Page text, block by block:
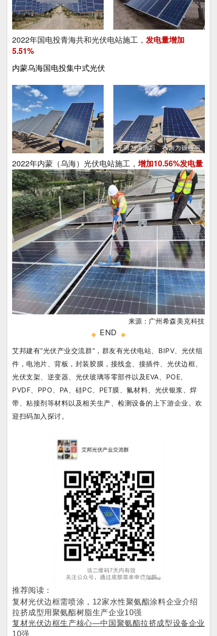
2022年国电投青海共和光伏电站施工， 发电量增加
5.51%
内蒙乌海国电投集中式光伏
2022年内蒙（乌海）光伏电站施工， 增加10.56%发电量
来源： 广州希森美克科技
END
艾邦建有“光伏产业交流群”，群友有光伏电站、BIPV、光伏组
件，电池片、背板，封装胶膜，接线盒、接插件、光伏边框、
光伏支架、逆变器、光伏玻璃等零部件以及EVA、POE、
PVDF、PPO、PA、硅PC、PET膜、氟材料、光伏银浆、焊
带、粘接剂等材料以及相关生产、检测设备的上下游企业。欢
迎扫码加入探讨。
推荐阅读：
复材光伏边框需喷涂，12家水性聚氨酯涂料企业介绍
拉挤成型用聚氨酯树脂生产企业10强
复材光伏边框生产核心—中国聚氨酯拉挤成型设备企业
10强